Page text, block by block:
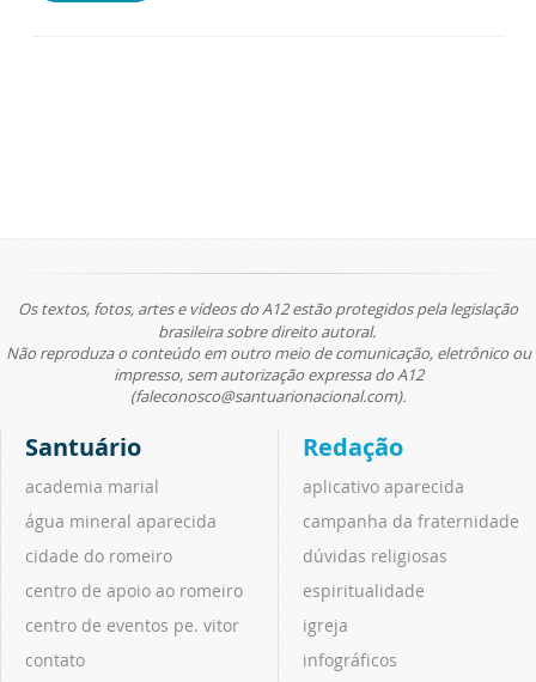
Os textos, fotos, artes e vídeos do A12 estão protegidos pela legislação
brasileira sobre direito autoral.
Não reproduza o conteúdo em outro meio de comunicação, eletrônico ou
impresso, sem autorização expressa do A12
(faleconosco@santuarionacional.com).
Santuário
academia marial
água mineral aparecida
cidade do romeiro
centro de apoio ao romeiro
centro de eventos pe. vitor
contato
Redação
aplicativo aparecida
campanha da fraternidade
dúvidas religiosas
espiritualidade
igreja
infográficos